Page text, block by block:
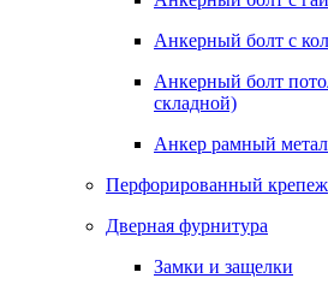
Анкерный болт с
Анкерный болт
складной)
Анкер рамный
Перфорированный крепеж
Дверная фурнитура
Замки и защелки